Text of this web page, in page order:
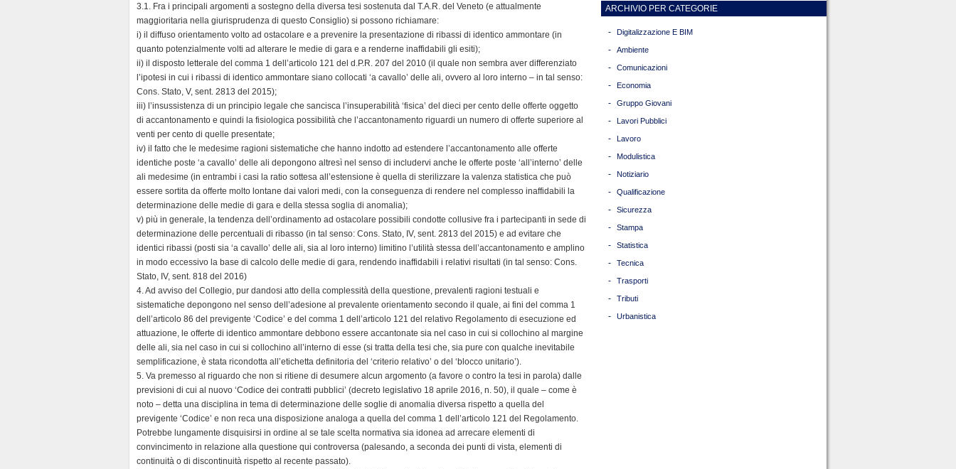
3.1. Fra i principali argomenti a sostegno della diversa tesi sostenuta dal T.A.R. del Veneto (e attualmente
maggioritaria nella giurisprudenza di questo Consiglio) si possono richiamare:
i) il diffuso orientamento volto ad ostacolare e a prevenire la presentazione di ribassi di identico ammontare (in
quanto potenzialmente volti ad alterare le medie di gara e a renderne inaffidabili gli esiti);
ii) il disposto letterale del comma 1 dell’articolo 121 del d.P.R. 207 del 2010 (il quale non sembra aver differenziato
l’ipotesi in cui i ribassi di identico ammontare siano collocati ‘a cavallo’ delle ali, ovvero al loro interno – in tal senso:
Cons. Stato, V, sent. 2813 del 2015);
iii) l’insussistenza di un principio legale che sancisca l’insuperabilità ‘fisica’ del dieci per cento delle offerte oggetto
di accantonamento e quindi la fisiologica possibilità che l’accantonamento riguardi un numero di offerte superiore al
venti per cento di quelle presentate;
iv) il fatto che le medesime ragioni sistematiche che hanno indotto ad estendere l’accantonamento alle offerte
identiche poste ‘a cavallo’ delle ali depongono altresì nel senso di includervi anche le offerte poste ‘all’interno’ delle
ali medesime (in entrambi i casi la ratio sottesa all’estensione è quella di sterilizzare la valenza statistica che può
essere sortita da offerte molto lontane dai valori medi, con la conseguenza di rendere nel complesso inaffidabili la
determinazione delle medie di gara e della stessa soglia di anomalia);
v) più in generale, la tendenza dell’ordinamento ad ostacolare possibili condotte collusive fra i partecipanti in sede di
determinazione delle percentuali di ribasso (in tal senso: Cons. Stato, IV, sent. 2813 del 2015) e ad evitare che
identici ribassi (posti sia ‘a cavallo’ delle ali, sia al loro interno) limitino l’utilità stessa dell’accantonamento e amplino
in modo eccessivo la base di calcolo delle medie di gara, rendendo inaffidabili i relativi risultati (in tal senso: Cons.
Stato, IV, sent. 818 del 2016)
4. Ad avviso del Collegio, pur dandosi atto della complessità della questione, prevalenti ragioni testuali e
sistematiche depongono nel senso dell’adesione al prevalente orientamento secondo il quale, ai fini del comma 1
dell’articolo 86 del previgente ‘Codice’ e del comma 1 dell’articolo 121 del relativo Regolamento di esecuzione ed
attuazione, le offerte di identico ammontare debbono essere accantonate sia nel caso in cui si collochino al margine
delle ali, sia nel caso in cui si collochino all’interno di esse (si tratta della tesi che, sia pure con qualche inevitabile
semplificazione, è stata ricondotta all’etichetta definitoria del ‘criterio relativo’ o del ‘blocco unitario’).
5. Va premesso al riguardo che non si ritiene di desumere alcun argomento (a favore o contro la tesi in parola) dalle
previsioni di cui al nuovo ‘Codice dei contratti pubblici’ (decreto legislativo 18 aprile 2016, n. 50), il quale – come è
noto – detta una disciplina in tema di determinazione delle soglie di anomalia diversa rispetto a quella del
previgente ‘Codice’ e non reca una disposizione analoga a quella del comma 1 dell’articolo 121 del Regolamento.
Potrebbe lungamente disquisirsi in ordine al se tale scelta normativa sia idonea ad arrecare elementi di
convincimento in relazione alla questione qui controversa (palesando, a seconda dei punti di vista, elementi di
continuità o di discontinuità rispetto al recente passato).
ARCHIVIO PER CATEGORIE
- Digitalizzazione E BIM
- Ambiente
- Comunicazioni
- Economia
- Gruppo Giovani
- Lavori Pubblici
- Lavoro
- Modulistica
- Notiziario
- Qualificazione
- Sicurezza
- Stampa
- Statistica
- Tecnica
- Trasporti
- Tributi
- Urbanistica